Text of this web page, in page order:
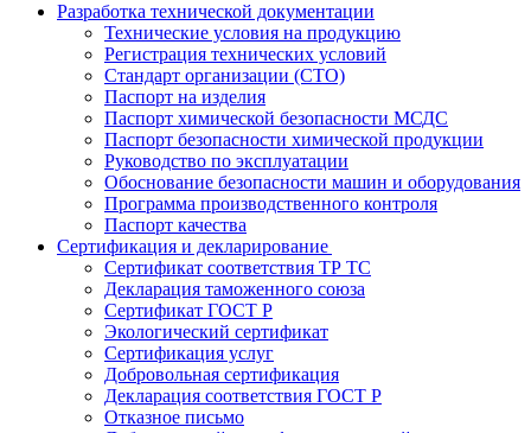
Разработка технической документации
Технические условия на продукцию
Регистрация технических условий
Стандарт организации (СТО)
Паспорт на изделия
Паспорт химической безопасности МСДС
Паспорт безопасности химической продукции
Руководство по эксплуатации
Обоснование безопасности машин и оборудования
Программа производственного контроля
Паспорт качества
Сертификация и декларирование
Сертификат соответствия ТР ТС
Декларация таможенного союза
Сертификат ГОСТ Р
Экологический сертификат
Сертификация услуг
Добровольная сертификация
Декларация соответствия ГОСТ Р
Отказное письмо